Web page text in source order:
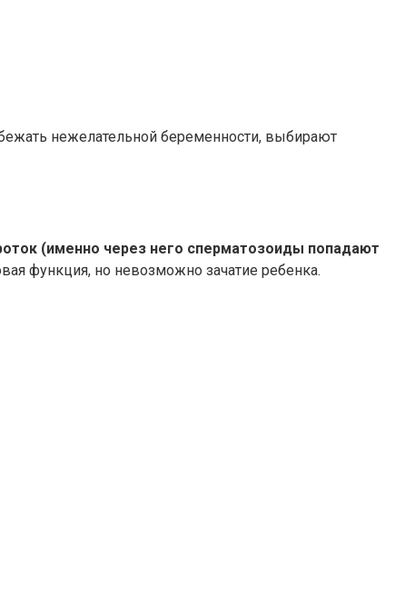
нежелательной беременности, выбирают
(именно через него сперматозоиды попадают
функция, но невозможно зачатие ребенка.